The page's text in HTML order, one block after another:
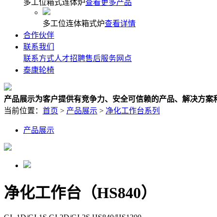
多工位箱式连体炉查看更多产品
多工位连体箱式炉查看详情
合作伙伴
联系我们
联系方式人才招聘售后服务网点
泰康轮椅
产品展示为客户提供有竞争力、安全可信赖的产品、解决方案
当前位置： 首页 > 产品展示 > 净化工作台系列
产品展示
净化工作台（HS840）